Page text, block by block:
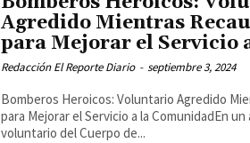
Agredido Mientras
para Mejorar el Servicio
Redacción El Reporte Diario - septiembre 3, 2024
Bomberos Heroicos: Voluntario Agredido
para Mejorar el Servicio a la ComunidadEn
voluntario del Cuerpo de...